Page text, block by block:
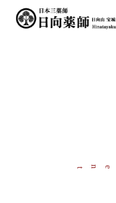
t